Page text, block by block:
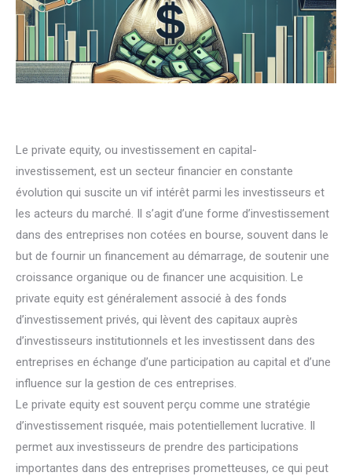
Le private equity, ou investissement en capital-
investissement, est un secteur financier en constante
évolution qui suscite un vif intérêt parmi les investisseurs et
les acteurs du marché. Il s’agit d’une forme d’investissement
dans des entreprises non cotées en bourse, souvent dans le
but de fournir un financement au démarrage, de soutenir une
croissance organique ou de financer une acquisition. Le
private equity est généralement associé à des fonds
d’investissement privés, qui lèvent des capitaux auprès
d’investisseurs institutionnels et les investissent dans des
entreprises en échange d’une participation au capital et d’une
influence sur la gestion de ces entreprises.
Le private equity est souvent perçu comme une stratégie
d’investissement risquée, mais potentiellement lucrative. Il
permet aux investisseurs de prendre des participations
importantes dans des entreprises prometteuses, ce qui peut